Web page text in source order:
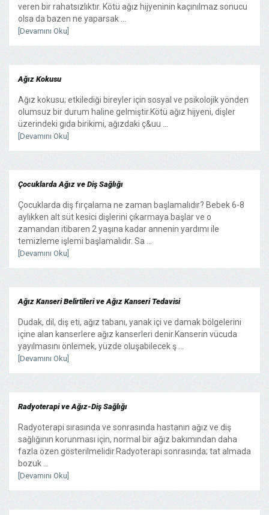
veren bir rahatsızlıktır. Kötü ağız hijyeninin kaçınılmaz sonucu
olsa da bazen ne yaparsak ...
[Devamını Oku]
Ağız Kokusu
Ağız kokusu; etkilediği bireyler için sosyal ve psikolojik yönden
olumsuz bir durum haline gelmiştir.Kötü ağız hijyeni, dişler
üzerindeki gıda birikimi, ağızdaki ç&uu ...
[Devamını Oku]
Çocuklarda Ağız ve Diş Sağlığı
Çocuklarda diş fırçalama ne zaman başlamalıdır? Bebek 6-8
aylıkken alt süt kesici dişlerini çıkarmaya başlar ve o
zamandan itibaren 2 yaşına kadar annenin yardımı ile
temizleme işlemi başlamalıdır. Sa ...
[Devamını Oku]
Ağız Kanseri Belirtileri ve Ağız Kanseri Tedavisi
Dudak, dil, diş eti, ağız tabanı, yanak içi ve damak bölgelerini
içine alan kanserlere ağız kanserleri denir.Kanserin vücuda
yayılmasını önlemek, yüzde oluşabilecek ş ...
[Devamını Oku]
Radyoterapi ve Ağız-Diş Sağlığı
Radyoterapi sırasında ve sonrasında hastanın ağız ve diş
sağlığının korunması için, normal bir ağız bakımından daha
fazla özen gösterilmelidir.Radyoterapi sonrasında; tat almada
bozuk ...
[Devamını Oku]